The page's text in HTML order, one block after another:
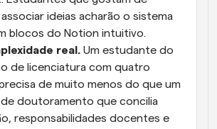
ideias acharão o sistema
blocos do Notion intuitivo.
real. Um estudante do
de licenciatura com quatro
de muito menos do que um
doutoramento que concilia
responsabilidades docentes e